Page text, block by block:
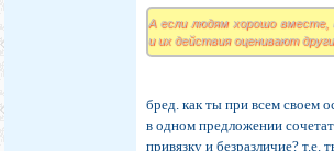
А если людям хорошо вместе,
и их действия оценивают
бред. как ты при всем своем
в одном предложении
привязку и безразличие? т.е.